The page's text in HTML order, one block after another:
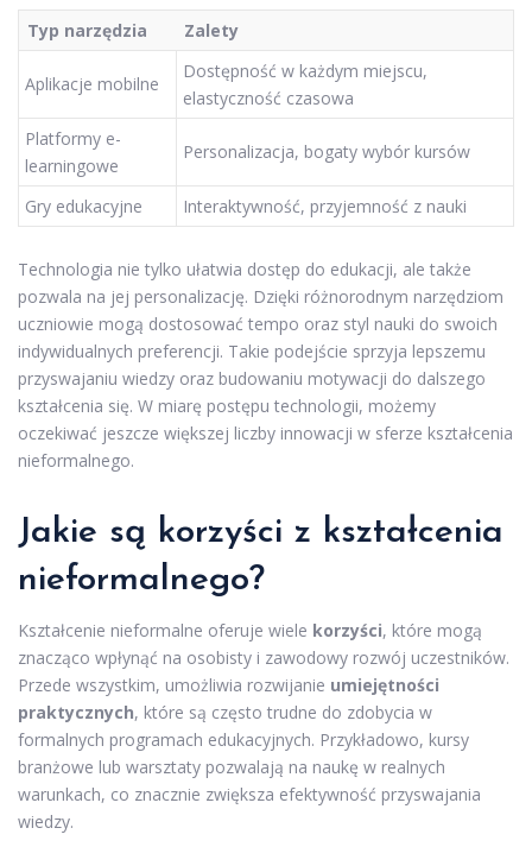
Typ narzędzia Zalety
Aplikacje mobilne
Dostępność w każdym miejscu,
elastyczność czasowa
Platformy e-
learningowe
Personalizacja, bogaty wybór kursów
Gry edukacyjne Interaktywność, przyjemność z nauki
Technologia nie tylko ułatwia dostęp do edukacji, ale także
pozwala na jej personalizację. Dzięki różnorodnym narzędziom
uczniowie mogą dostosować tempo oraz styl nauki do swoich
indywidualnych preferencji. Takie podejście sprzyja lepszemu
przyswajaniu wiedzy oraz budowaniu motywacji do dalszego
kształcenia się. W miarę postępu technologii, możemy
oczekiwać jeszcze większej liczby innowacji w sferze kształcenia
nieformalnego.
Jakie są korzyści z kształcenia
nieformalnego?
Kształcenie nieformalne oferuje wiele korzyści, które mogą
znacząco wpłynąć na osobisty i zawodowy rozwój uczestników.
Przede wszystkim, umożliwia rozwijanie umiejętności
praktycznych, które są często trudne do zdobycia w
formalnych programach edukacyjnych. Przykładowo, kursy
branżowe lub warsztaty pozwalają na naukę w realnych
warunkach, co znacznie zwiększa efektywność przyswajania
wiedzy.